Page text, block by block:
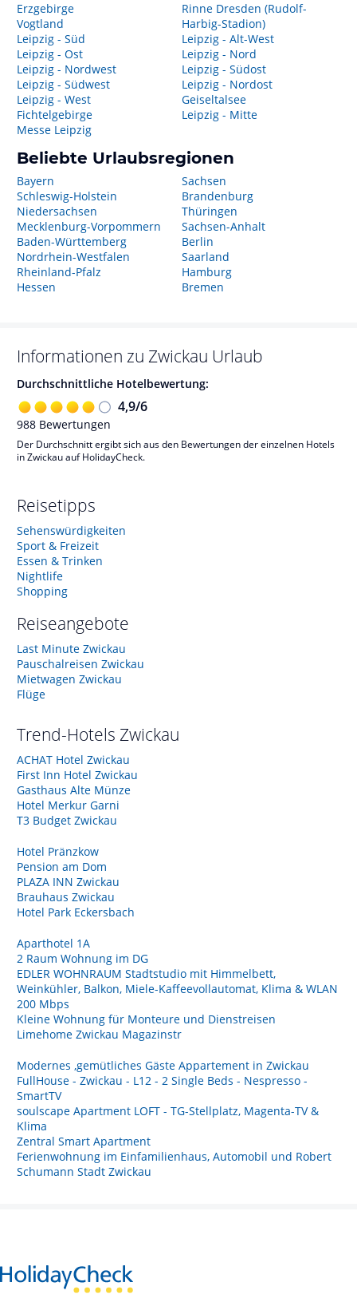
Erzgebirge
Vogtland
Leipzig - Süd
Leipzig - Ost
Leipzig - Nordwest
Leipzig - Südwest
Leipzig - West
Fichtelgebirge
Messe Leipzig
Rinne Dresden (Rudolf-
Harbig-Stadion)
Leipzig - Alt-West
Leipzig - Nord
Leipzig - Südost
Leipzig - Nordost
Geiseltalsee
Leipzig - Mitte
Beliebte Urlaubsregionen
Bayern
Schleswig-Holstein
Niedersachsen
Mecklenburg-Vorpommern
Baden-Württemberg
Nordrhein-Westfalen
Rheinland-Pfalz
Hessen
Sachsen
Brandenburg
Thüringen
Sachsen-Anhalt
Berlin
Saarland
Hamburg
Bremen
Informationen zu Zwickau Urlaub
Durchschnittliche Hotelbewertung:
4,9/6
988 Bewertungen
Der Durchschnitt ergibt sich aus den Bewertungen der einzelnen Hotels
in Zwickau auf HolidayCheck.
Reisetipps
Sehenswürdigkeiten
Sport & Freizeit
Essen & Trinken
Nightlife
Shopping
Reiseangebote
Last Minute Zwickau
Pauschalreisen Zwickau
Mietwagen Zwickau
Flüge
Trend-Hotels Zwickau
ACHAT Hotel Zwickau
First Inn Hotel Zwickau
Gasthaus Alte Münze
Hotel Merkur Garni
T3 Budget Zwickau
Hotel Pränzkow
Pension am Dom
PLAZA INN Zwickau
Brauhaus Zwickau
Hotel Park Eckersbach
Aparthotel 1A
2 Raum Wohnung im DG
EDLER WOHNRAUM Stadtstudio mit Himmelbett,
Weinkühler, Balkon, Miele-Kaffeevollautomat, Klima & WLAN
200 Mbps
Kleine Wohnung für Monteure und Dienstreisen
Limehome Zwickau Magazinstr
Modernes ,gemütliches Gäste Appartement in Zwickau
FullHouse - Zwickau - L12 - 2 Single Beds - Nespresso -
SmartTV
soulscape Apartment LOFT - TG-Stellplatz, Magenta-TV &
Klima
Zentral Smart Apartment
Ferienwohnung im Einfamilienhaus, Automobil und Robert
Schumann Stadt Zwickau